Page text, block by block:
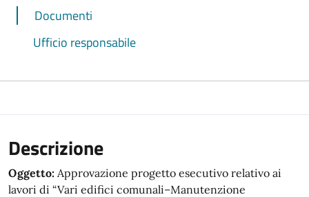
Documenti
Ufficio responsabile
Descrizione
Oggetto: Approvazione progetto esecutivo relativo ai
lavori di “Vari edifici comunali–Manutenzione